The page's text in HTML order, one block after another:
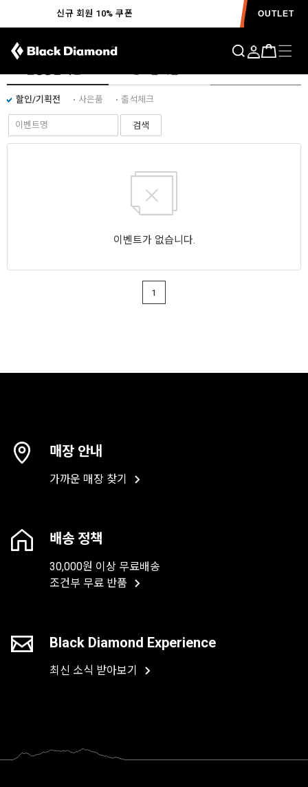
신규 회원 10% 쿠폰 OUTLET
EVENT
할인/기획전 사은품 출석체크
검색
이벤트가 없습니다.
1
매장 안내
가까운 매장 찾기
배송 정책
30,000원 이상 무료배송
조건부 무료 반품
Black Diamond Experience
최신 소식 받아보기